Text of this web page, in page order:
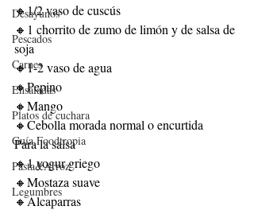
Desayunos
Pescados
Carnes
Ensaladas
Platos de cuchara
Guía Foodtropia
Pasta&Arroz
Legumbres
🔸1/2 vaso de cuscús
🔸1 chorrito de zumo de limón y de salsa de
soja
🔸1-2 vaso de agua
🔸Pepino
🔸Mango
🔸Cebolla morada normal o encurtida
Para la salsa
🔸1 yogur griego
🔸Mostaza suave
🔸Alcaparras